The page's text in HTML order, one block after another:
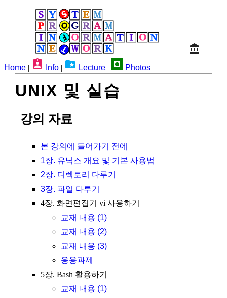
Home | Info | Lecture | Photos
UNIX 및 실습
강의 자료
본 강의에 들어가기 전에
1장. 유닉스 개요 및 기본 사용법
2장. 디렉토리 다루기
3장. 파일 다루기
4장. 화면편집기 vi 사용하기
교재 내용 (1)
교재 내용 (2)
교재 내용 (3)
응용과제
5장. Bash 활용하기
교재 내용 (1)